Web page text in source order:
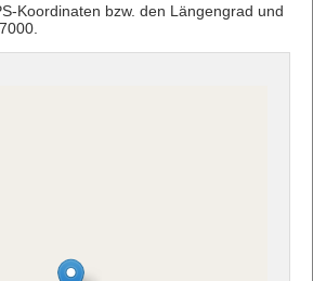
Koordinaten bzw. den Längengrad und